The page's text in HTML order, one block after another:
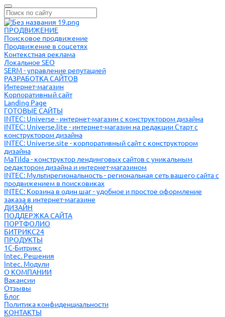
ПРОДВИЖЕНИЕ
Поисковое продвижение
Продвижение в соцсетях
Контекстная реклама
Локальное SEO
SERM - управление репутацией
РАЗРАБОТКА САЙТОВ
Интернет-магазин
Корпоративный сайт
Landing Page
ГОТОВЫЕ САЙТЫ
INTEC: Universe - интернет-магазин с конструктором дизайна
INTEC: Universe.lite - интернет-магазин на редакции Старт с
конструктором дизайна
INTEC: Universe.site - корпоративный сайт с конструктором
дизайна
MaTilda - конструктор лендинговых сайтов с уникальным
редактором дизайна и интернет-магазином
INTEC: Мультирегиональность - региональная сеть вашего сайта с
продвижением в поисковиках
INTEC: Корзина в один шаг - удобное и простое оформление
заказа в интернет-магазине
ДИЗАЙН
ПОДДЕРЖКА САЙТА
ПОРТФОЛИО
БИТРИКС24
ПРОДУКТЫ
1С-Битрикс
Intec. Решения
Intec. Модули
О КОМПАНИИ
Вакансии
Отзывы
Блог
Политика конфиденциальности
КОНТАКТЫ